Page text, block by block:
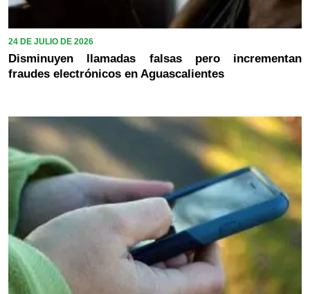
24 DE JULIO DE 2026
Disminuyen llamadas falsas pero incrementan
fraudes electrónicos en Aguascalientes